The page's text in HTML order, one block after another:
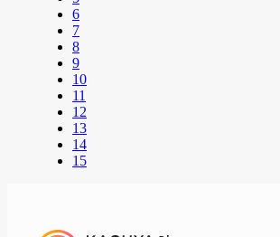
6
7
8
9
10
11
12
13
14
15